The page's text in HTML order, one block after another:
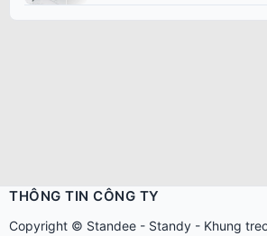
THÔNG TIN CÔNG TY
Copyright © Standee - Standy - Khung